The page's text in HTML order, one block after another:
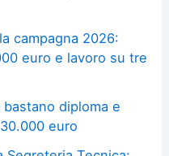
campagna 2026:
euro e lavoro su tre
bastano diploma e
euro